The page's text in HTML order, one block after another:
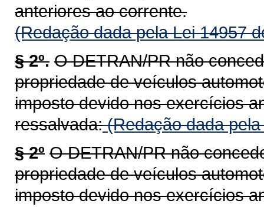
anteriores ao corrente.
(Redação dada pela Lei 14957
§ 2º. O DETRAN/PR não
propriedade de veículos
imposto devido nos exercícios
ressalvada:(Redação dada
§ 2º O DETRAN/PR não
propriedade de veículos
imposto devido nos exercícios